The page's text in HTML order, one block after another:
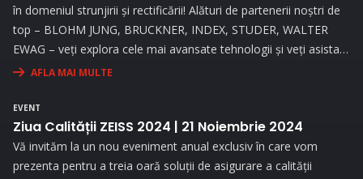
în domeniul strunjirii și rectificării! Alături de partenerii noștri de
top – BLOHM JUNG, BRUCKNER, INDEX, STUDER, WALTER
EWAG – veți explora cele mai avansate tehnologii și veți asista
la demonstrații live..
AFLA MAI MULTE
EVENT
Ziua Calității ZEISS 2024 | 21 Noiembrie 2024
Vă invităm la un nou eveniment anual exclusiv în care vom
prezenta pentru a treia oară soluții de asigurare a calității